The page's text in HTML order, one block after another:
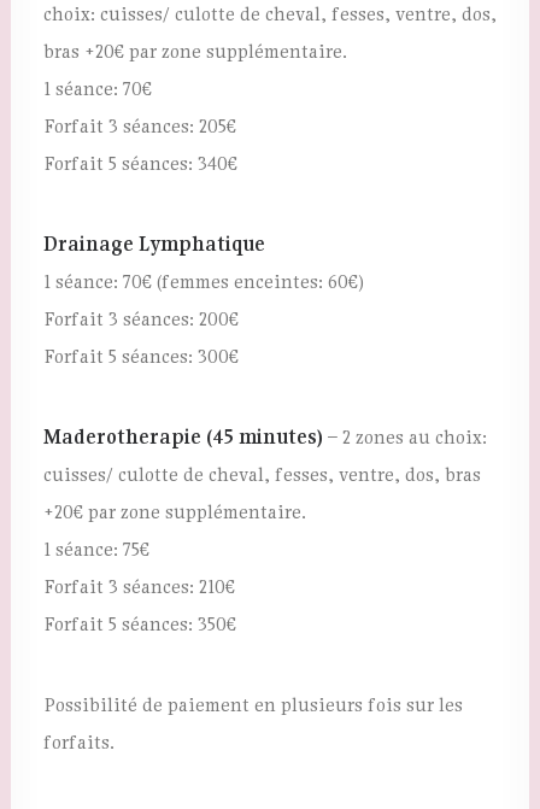
choix: cuisses/ culotte de cheval, fesses, ventre, dos,
bras +20€ par zone supplémentaire.
1 séance: 70€
Forfait 3 séances: 205€
Forfait 5 séances: 340€
Drainage Lymphatique
1 séance: 70€ (femmes enceintes: 60€)
Forfait 3 séances: 200€
Forfait 5 séances: 300€
Maderotherapie (45 minutes) – 2 zones au choix:
cuisses/ culotte de cheval, fesses, ventre, dos, bras
+20€ par zone supplémentaire.
1 séance: 75€
Forfait 3 séances: 210€
Forfait 5 séances: 350€
Possibilité de paiement en plusieurs fois sur les
forfaits.